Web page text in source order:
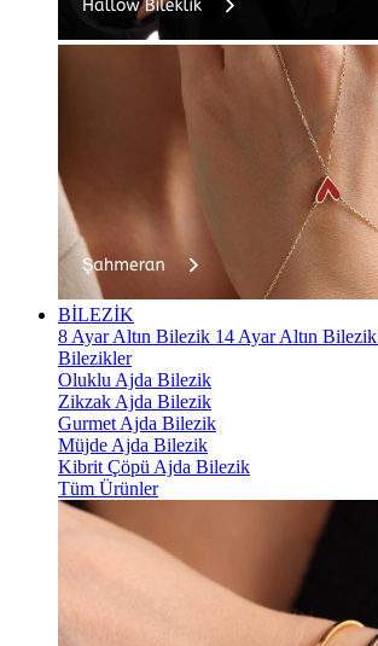
BİLEZİK
8 Ayar Altın Bilezik 14 Ayar Altın Bilezik
Bilezikler
Oluklu Ajda Bilezik
Zikzak Ajda Bilezik
Gurmet Ajda Bilezik
Müjde Ajda Bilezik
Kibrit Çöpü Ajda Bilezik
Tüm Ürünler